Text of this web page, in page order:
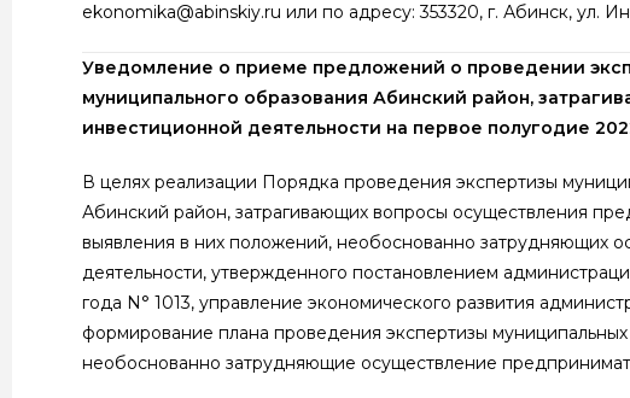
ekonomika@abinskiy.ru или по адресу: 353320, г. Абинск, ул.
Уведомление о приеме предложений о проведении
муниципального образования Абинский район,
инвестиционной деятельности на первое полугодие
В целях реализации Порядка проведения экспертизы
Абинский район, затрагивающих вопросы осуществления
выявления в них положений, необоснованно затрудняющих
деятельности, утвержденного постановлением
года N° 1013, управление экономического развития
формирование плана проведения экспертизы
необоснованно затрудняющие осуществление